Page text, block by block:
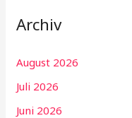
Archiv
August 2026
Juli 2026
Juni 2026